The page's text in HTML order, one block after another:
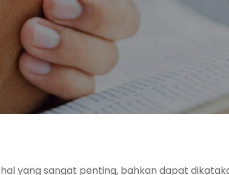
yang sangat penting, bahkan dapat